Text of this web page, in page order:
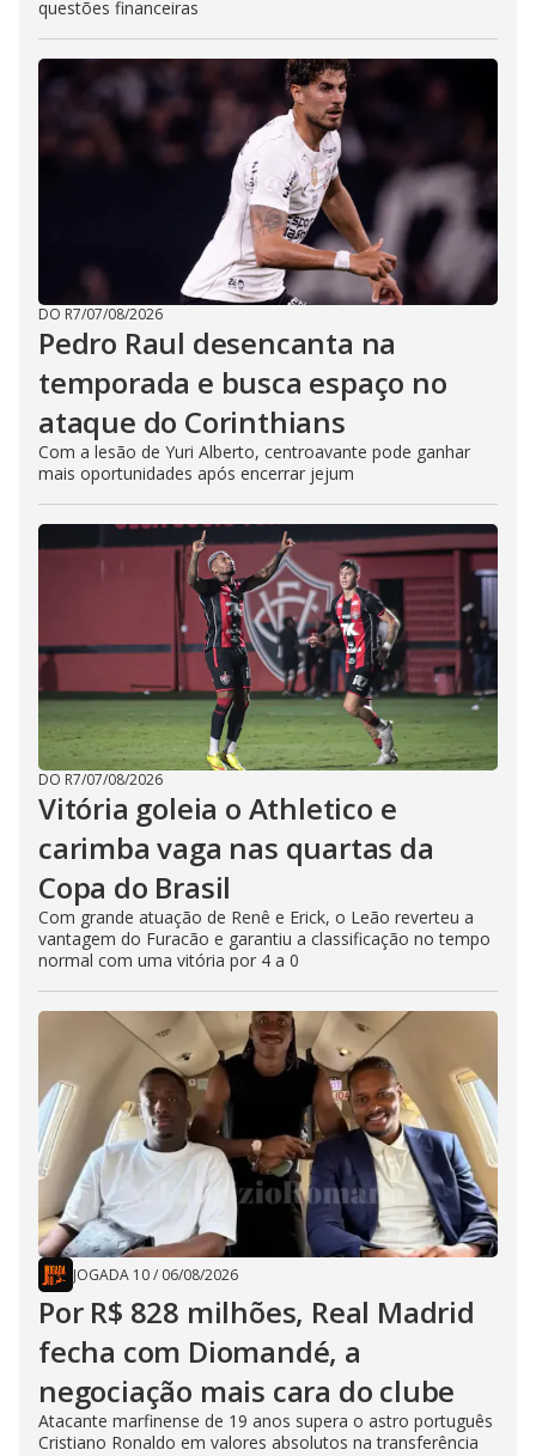
questões financeiras
DO R7/07/08/2026
Pedro Raul desencanta na
temporada e busca espaço no
ataque do Corinthians
Com a lesão de Yuri Alberto, centroavante pode ganhar
mais oportunidades após encerrar jejum
DO R7/07/08/2026
Vitória goleia o Athletico e
carimba vaga nas quartas da
Copa do Brasil
Com grande atuação de Renê e Erick, o Leão reverteu a
vantagem do Furacão e garantiu a classificação no tempo
normal com uma vitória por 4 a 0
JOGADA 10/ 06/08/2026
Por R$ 828 milhões, Real Madrid
fecha com Diomandé, a
negociação mais cara do clube
Atacante marfinense de 19 anos supera o astro português
Cristiano Ronaldo em valores absolutos na transferência